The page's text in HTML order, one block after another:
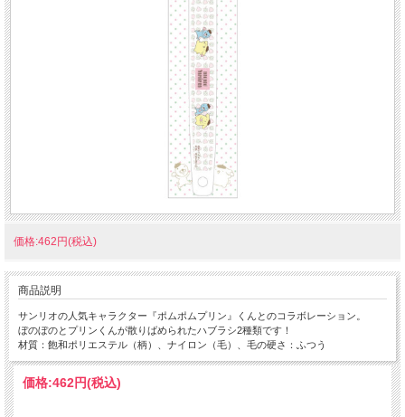
価格:462円(税込)
商品説明
サンリオの人気キャラクター『ポムポムプリン』くんとのコラボレーション。
ぼのぼのとプリンくんが散りばめられたハブラシ2種類です！
材質：飽和ポリエステル（柄）、ナイロン（毛）、毛の硬さ：ふつう
価格:462円(税込)